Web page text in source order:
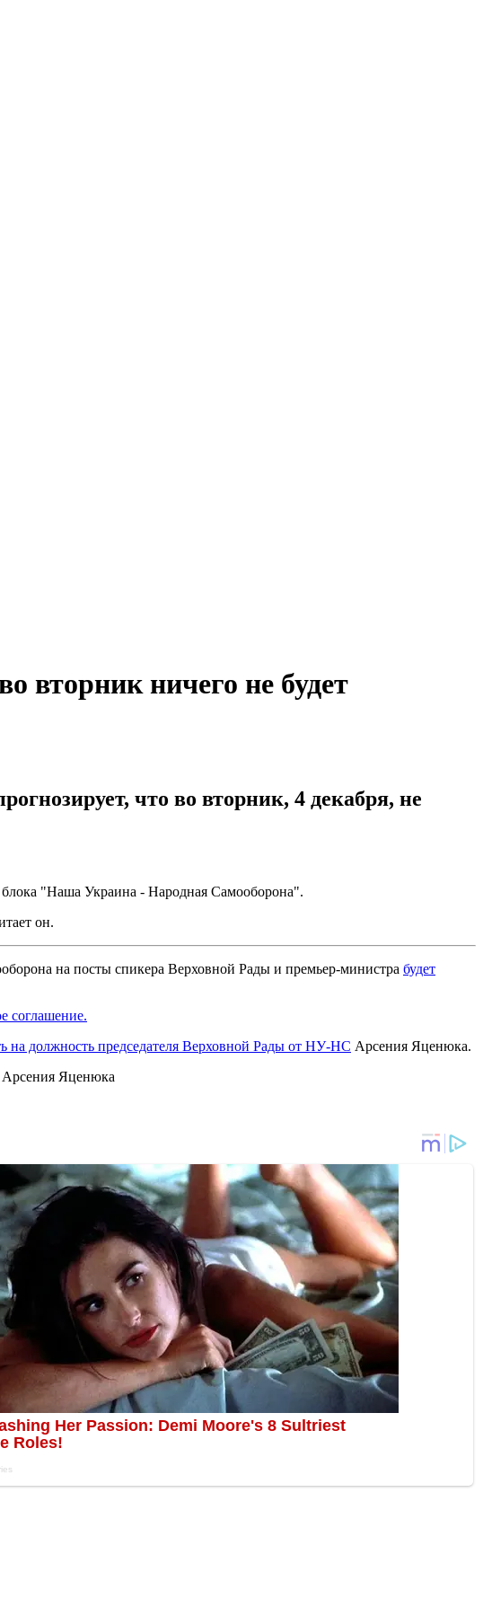
вторник ничего не будет
что во вторник, 4 декабря, не
"Наша Украина - Народная Самооборона".
он.
на посты спикера Верховной Рады и премьер-министра будет
соглашение.
на должность председателя Верховной Рады от НУ-НС Арсения Яценюка.
Арсения Яценюка